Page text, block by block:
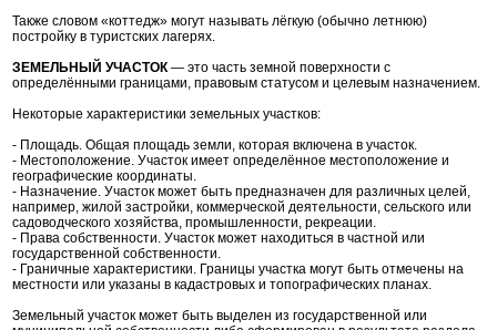
Также словом «коттедж» могут называть лёгкую (обычно летнюю)
постройку в туристских лагерях.
ЗЕМЕЛЬНЫЙ УЧАСТОК— это часть земной поверхности с
определёнными границами, правовым статусом и целевым назначением.
Некоторые характеристики земельных участков:
- Площадь. Общая площадь земли, которая включена в участок.
- Местоположение. Участок имеет определённое местоположение и
географические координаты.
- Назначение. Участок может быть предназначен для различных целей,
например, жилой застройки, коммерческой деятельности, сельского или
садоводческого хозяйства, промышленности, рекреации.
- Права собственности. Участок может находиться в частной или
государственной собственности.
- Граничные характеристики. Границы участка могут быть отмечены на
местности или указаны в кадастровых и топографических планах.
Земельный участок может быть выделен из государственной или